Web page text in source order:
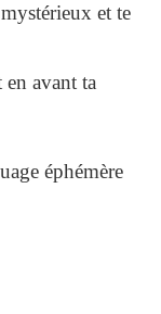
et te
avant ta
éphémère